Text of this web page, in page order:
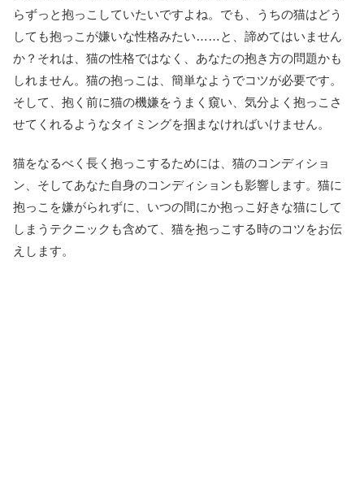
らずっと抱っこしていたいですよね。でも、うちの猫はどう
しても抱っこが嫌いな性格みたい……と、諦めてはいません
か？それは、猫の性格ではなく、あなたの抱き方の問題かも
しれません。猫の抱っこは、簡単なようでコツが必要です。
そして、抱く前に猫の機嫌をうまく窺い、気分よく抱っこさ
せてくれるようなタイミングを掴まなければいけません。
猫をなるべく長く抱っこするためには、猫のコンディショ
ン、そしてあなた自身のコンディションも影響します。猫に
抱っこを嫌がられずに、いつの間にか抱っこ好きな猫にして
しまうテクニックも含めて、猫を抱っこする時のコツをお伝
えします。